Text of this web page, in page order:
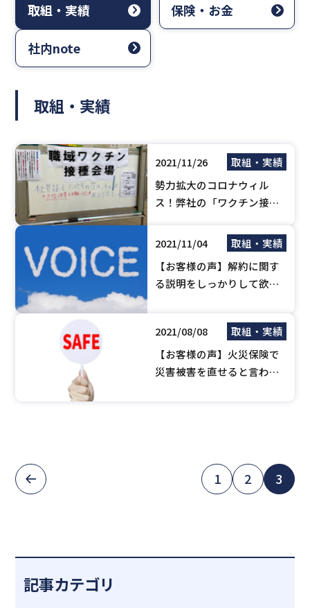
取組・実績 保険・お金
社内note
取組・実績
2021/11/26
取組・実績
勢力拡大のコロナウィル
ス！弊社の「ワクチン接
ついて
2021/11/04
取組・実績
【お客様の声】解約に関す
る説明をしっかりして欲し
2021/08/08
取組・実績
【お客様の声】火災保険で
災害被害を直せると言われ
1 2 3
記事カテゴリ